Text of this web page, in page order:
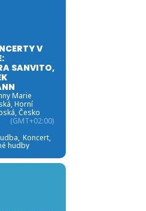
V
SANVITO,
Marie
, Horní
Česko
(GMT+02:00)
Koncert,
hudby